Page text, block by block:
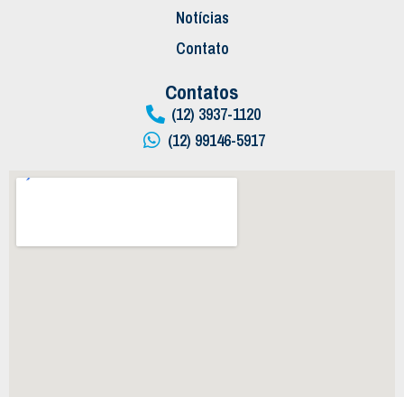
Notícias
Contato
Contatos
(12) 3937-1120
(12) 99146-5917